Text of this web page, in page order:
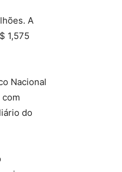
A
1,575
Nacional
do